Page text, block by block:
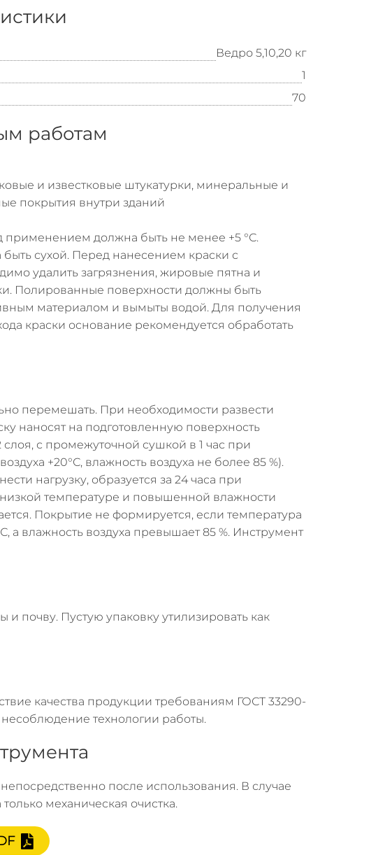
Ведро 5,10,20 кг
1
70
работам
и известковые штукатурки, минеральные и
покрытия внутри зданий
применением должна быть не менее +5 °С.
сухой. Перед нанесением краски с
удалить загрязнения, жировые пятна и
Полированные поверхности должны быть
материалом и вымыты водой. Для получения
краски основание рекомендуется обработать
перемешать. При необходимости развести
наносят на подготовленную поверхность
с промежуточной сушкой в 1 час при
+20°С, влажность воздуха не более 85 %).
нагрузку, образуется за 24 часа при
температуре и повышенной влажности
Покрытие не формируется, если температура
а влажность воздуха превышает 85 %. Инструмент
почву. Пустую упаковку утилизировать как
качества продукции требованиям ГОСТ 33290-
несоблюдение технологии работы.
после использования. В случае
механическая очистка.